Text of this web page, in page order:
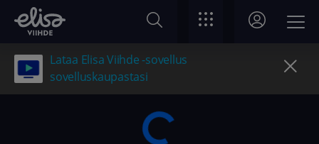
Lataa Elisa Viihde -sovellus
sovelluskaupastasi